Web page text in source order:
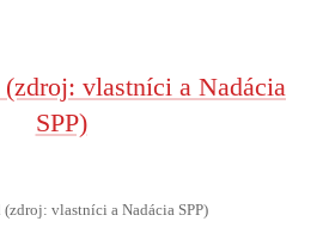
(zdroj: vlastníci a Nadácia SPP)